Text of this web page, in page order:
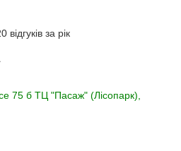
за рік
75 б ТЦ "Пасаж" (Лісопарк),